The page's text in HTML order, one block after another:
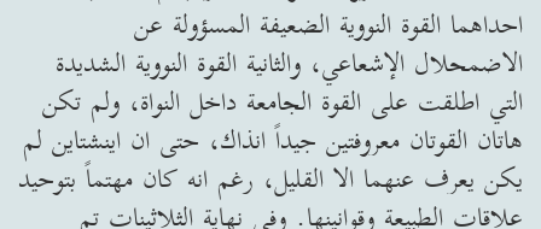
احداهما القوة النووية الضعيفة المسؤولة عن
الاضمحلال الإشعاعي، والثانية القوة النووية الشديدة
التي اطلقت على القوة الجامعة داخل النواة، ولم تكن
هاتان القوتان معروفتين جيداً انذاك، حتى ان اينشتاين لم
يكن يعرف عنهما الا القليل، رغم انه كان مهتماً بتوحيد
علاقات الطبيعة وقوانينها. وفي نهاية الثلاثينات تم